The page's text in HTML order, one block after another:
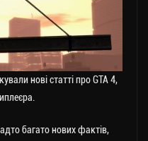
нові статті про GTA 4,
багато нових фактів,